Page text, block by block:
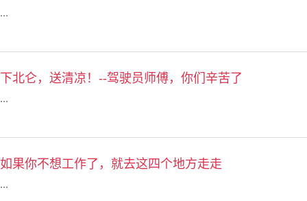
...
下北仑，送清凉！--驾驶员师傅，你们辛苦了
...
如果你不想工作了，就去这四个地方走走
...